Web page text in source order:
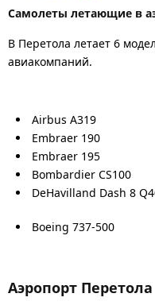
Самолеты летающие в
В Перетола летает 6
авиакомпаний.
Airbus A319
Embraer 190
Embraer 195
Bombardier CS100
DeHavilland Dash 8
Boeing 737-500
Аэропорт Перетола